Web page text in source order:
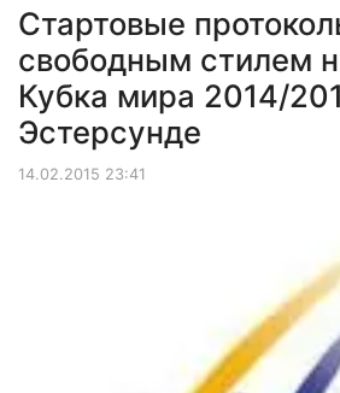
Стартовые
свободным стилем
Кубка мира 2014/
Эстерсунде
14.02.2015 23:41